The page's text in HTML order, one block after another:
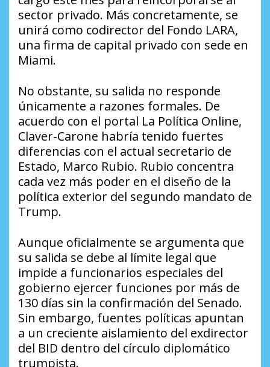
sector privado. Más concretamente, se
unirá como codirector del Fondo LARA,
una firma de capital privado con sede en
Miami.
No obstante, su salida no responde
únicamente a razones formales. De
acuerdo con el portal La Política Online,
Claver-Carone habría tenido fuertes
diferencias con el actual secretario de
Estado, Marco Rubio. Rubio concentra
cada vez más poder en el diseño de la
política exterior del segundo mandato de
Trump.
Aunque oficialmente se argumenta que
su salida se debe al límite legal que
impide a funcionarios especiales del
gobierno ejercer funciones por más de
130 días sin la confirmación del Senado.
Sin embargo, fuentes políticas apuntan
a un creciente aislamiento del exdirector
del BID dentro del círculo diplomático
trumpista.